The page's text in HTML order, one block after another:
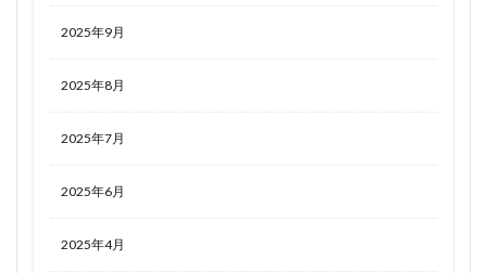
2025年9月
2025年8月
2025年7月
2025年6月
2025年4月